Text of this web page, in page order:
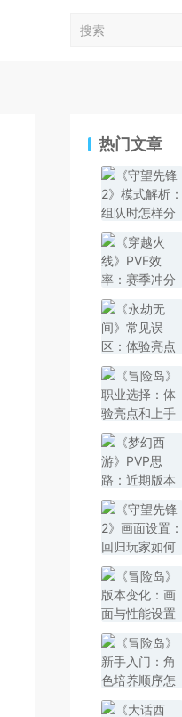
热门文章